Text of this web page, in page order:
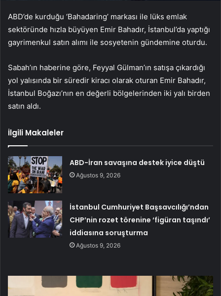
ABD’de kurduğu ‘Bahadaring’ markası ile lüks emlak
sektöründe hızla büyüyen Emir Bahadır, İstanbul’da yaptığı
gayrimenkul satın alımı ile sosyetenin gündemine oturdu.
Sabah’ın haberine göre, Feyyal Gülman’ın satışa çıkardığı
yol yalısında bir süredir kiracı olarak oturan Emir Bahadır,
İstanbul Boğazı’nın en değerli bölgelerinden iki yalı birden
satın aldı.
İlgili Makaleler
ABD-İran savaşına destek iyice düştü
Ağustos 9, 2026
İstanbul Cumhuriyet Başsavcılığı’ndan
CHP’nin rozet törenine ‘figüran taşındı’
iddiasına soruşturma
Ağustos 9, 2026